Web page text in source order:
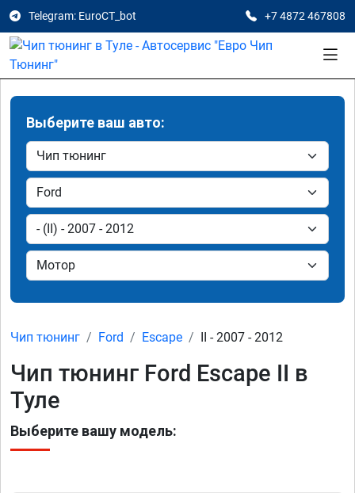
Telegram: EuroCT_bot +7 4872 467808
Выберите ваш авто:
Чип тюнинг Ford Escape II - 2007 - 2012
Чип тюнинг Ford Escape II в
Туле
Выберите вашу модель: